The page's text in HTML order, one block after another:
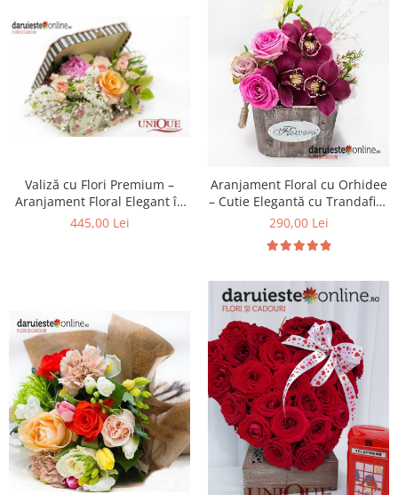
Valiză cu Flori Premium –
Aranjament Floral Elegant în
Cutie Vintage, Livrare Iași
445,00 Lei
Aranjament Floral cu Orhidee
– Cutie Elegantă cu Trandafiri,
Livrare Imediată Iași
290,00 Lei